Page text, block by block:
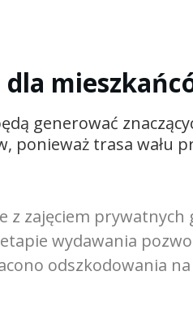
generować
trasa wału
z zajęciem prywatnych
wydawania
odszkodowania